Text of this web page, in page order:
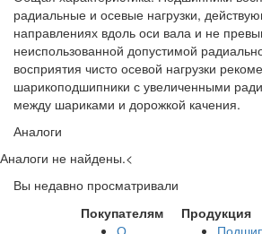
радиальные и осевые нагрузки,
направлениях вдоль оси вала и не
неиспользованной допустимой
восприятия чисто осевой нагрузки
шарикоподшипники с увеличенными
между шариками и дорожкой качения.
Аналоги
Аналоги не найдены.<
Вы недавно просматривали
Покупателям
О
Продукция